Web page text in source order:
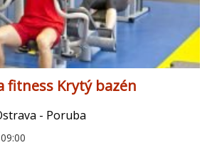
fitness Krytý bazén
- Poruba